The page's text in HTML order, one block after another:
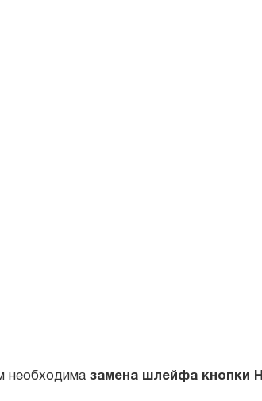
колличество iPad, благодаря чему